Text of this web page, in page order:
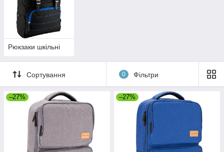
Рюкзаки шкільні
Сортування 0 Фільтри
–27% –27%